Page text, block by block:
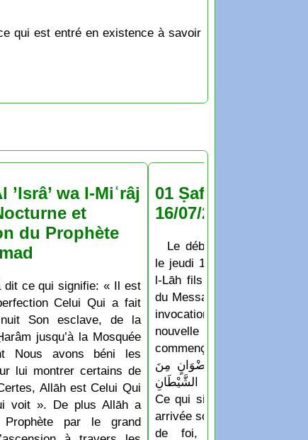
qui est entré en existence à savoir
’Isrâ’ wa l-Miʿrâj
et
du Prophète
dit ce qui signifie: « Il est
Celui Qui a fait
Son esclave, de la
jusqu’à la Mosquée
Nous avons béni les
lui montrer certains de
Allāh est Celui Qui
voit ». De plus Allāh a
Prophète par le grand
01 Ṣafar 1448 :
16/07/2026
Le début du mois de
le jeudi 16 Juillet 2026
l-Lāh fils de Hichām: Les
du Messager de Allāh
invocation qu’ils disaient
nouvelle année ou un
commençait: « اللَّهُمَّ أَدْخِلْهُ عَلَيْنَا بِالْأَمْنِ
وَالْإِسْلَامِ، وَرِضْوَانٍ مِنَ
(أيْ حِفْظٍ) مِنَ الشَّيْطَانِ »
Ce qui signifie: « Ô Allāh
arrivée soit accompagnée
de foi, de protection